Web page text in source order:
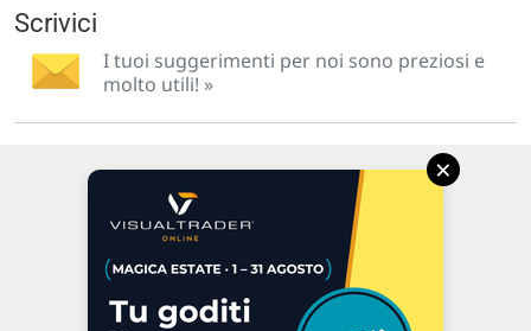
Scrivici
I tuoi suggerimenti per noi sono preziosi e
molto utili! »
Via Macanno, 38/A
P.IVA 02 452 460 401
×